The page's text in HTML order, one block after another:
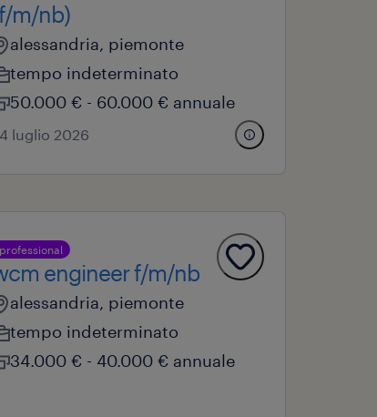
m/nb)
alessandria, piemonte
tempo indeterminato
50.000 € - 60.000 € annuale
luglio 2026
professional
engineer f/m/nb
alessandria, piemonte
tempo indeterminato
34.000 € - 40.000 € annuale